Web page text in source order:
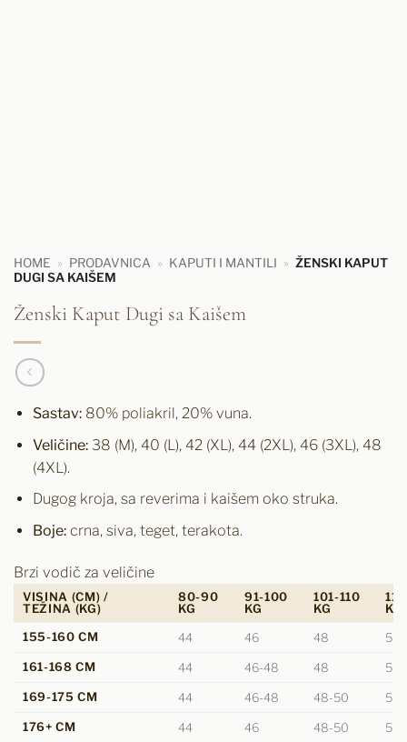
HOME » PRODAVNICA » KAPUTI I MANTILI » ŽENSKI KAPUT
DUGI SA KAIŠEM
Ženski Kaput Dugi sa Kaišem
Sastav:80% poliakril, 20% vuna.
Veličine:38 (M), 40 (L), 42 (XL), 44 (2XL), 46 (3XL), 48
(4XL).
Dugog kroja, sa reverima i kaišem oko struka.
Boje:crna, siva, teget, terakota.
Brzi vodič za veličine
VISINA (CM) /
TEŽINA (KG)
80-90
KG
91-100
KG
101-110
KG
KG
155-160 CM
44 46 48
50
161-168 CM
44 46-48 48
50
169-175 CM
44 46-48 48-50
50
176+ CM
44 46 48-50